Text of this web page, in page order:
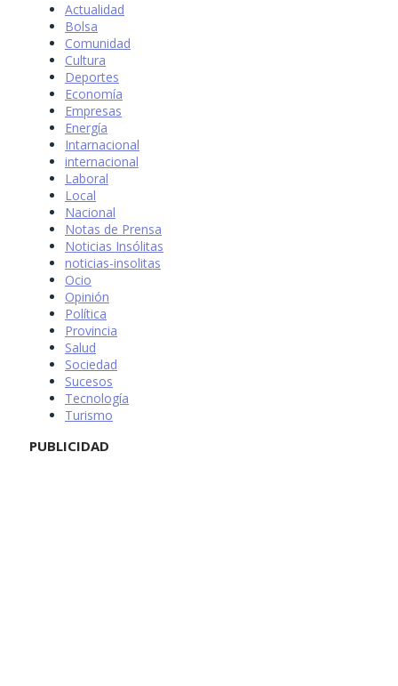
Actualidad
Bolsa
Comunidad
Cultura
Deportes
Economía
Empresas
Energía
Intarnacional
internacional
Laboral
Local
Nacional
Notas de Prensa
Noticias Insólitas
noticias-insolitas
Ocio
Opinión
Política
Provincia
Salud
Sociedad
Sucesos
Tecnología
Turismo
PUBLICIDAD